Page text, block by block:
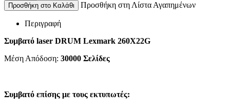
Προσθήκη στο Καλάθι Προσθήκη στη Λίστα Αγαπημένων
Περιγραφή
Συμβατό laser DRUM Lexmark 260X22G
Μέση Απόδοση: 30000 Σελίδες
Συμβατό επίσης με τους εκτυπωτές: